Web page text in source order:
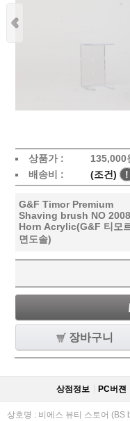
상품가 : 135,000
배송비 :
(조건) !
G&F Timor Premium
Shaving brush NO 2008
Horn Acrylic(G&F 티모
면도솔)
장바구니
상점정보 PC버젼
상호명 : 비에스 뷰티 스토어 (BS